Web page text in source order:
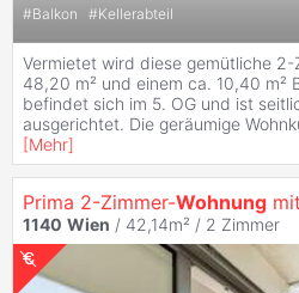
#Balkon #Kellerabteil
Vermietet wird diese gemütliche 2-
48,20 m² und einem ca. 10,40 m²
befindet sich im 5. OG und ist
ausgerichtet. Die geräumige
[Mehr]
Prima 2-Zimmer-Wohnung mit
1140 Wien / 42,14m² / 2 Zimmer